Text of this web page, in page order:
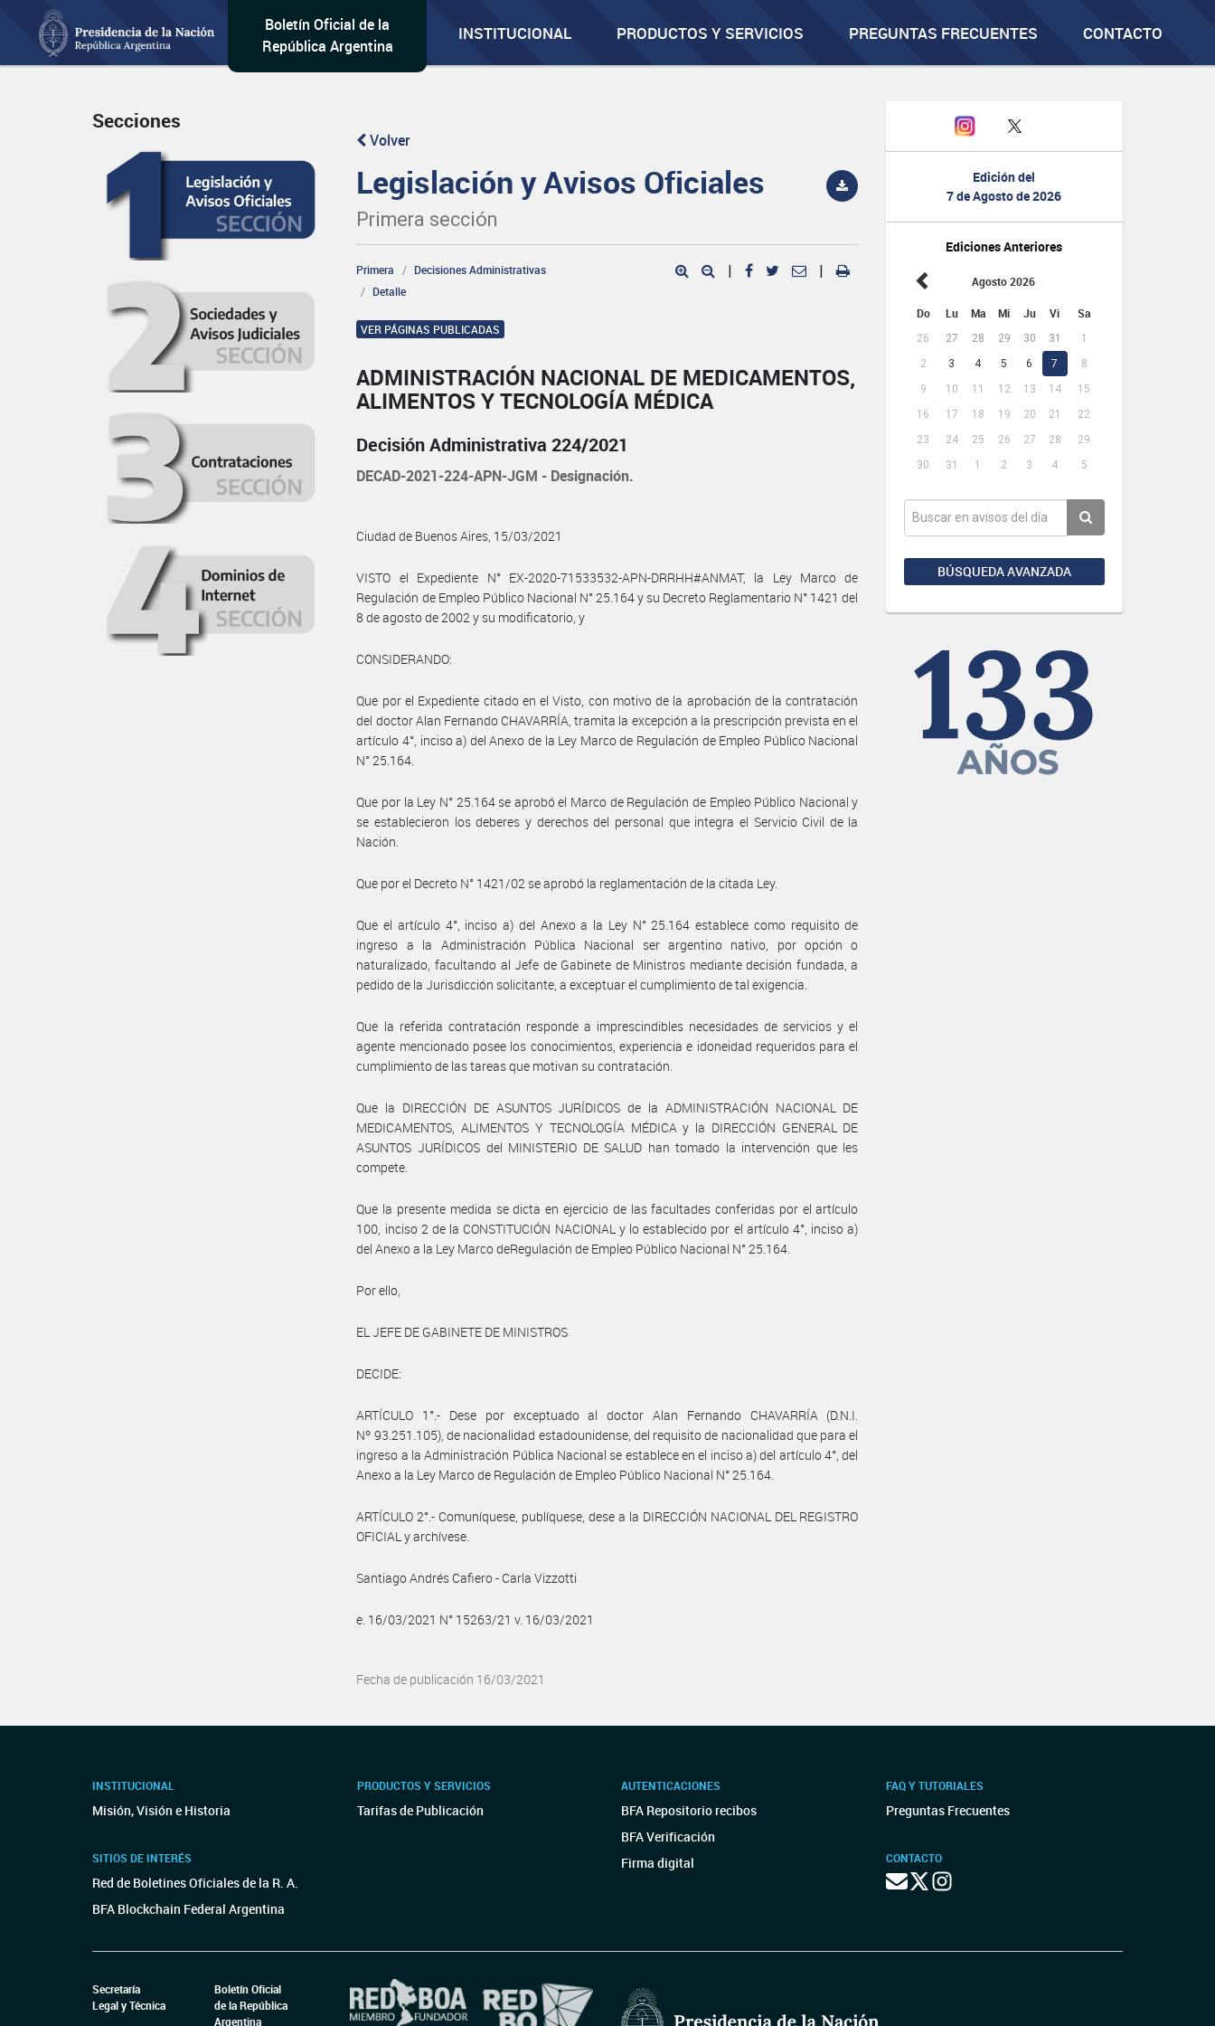
Boletín Oficial de la
República Argentina
INSTITUCIONAL PRODUCTOS Y SERVICIOS PREGUNTAS FRECUENTES CONTACTO
Edición del
7 de Agosto de 2026
Ediciones Anteriores
Agosto 2026
Do Lu Ma Mi Ju Vi Sa
26 27 28 29 30 31
1
2
3 4 5 6 7
8
9
10 11 12 13 14
15
16
17 18 19 20 21
22
23
24 25 26 27 28
29
30
31 1 2 3 4 5
BÚSQUEDA AVANZADA
Secciones
Volver
Legislación y Avisos Oficiales
Primera sección
Primera
Decisiones Administrativas
Detalle
| |
VER PÁGINAS PUBLICADAS
ADMINISTRACIÓN NACIONAL DE MEDICAMENTOS,
ALIMENTOS Y TECNOLOGÍA MÉDICA
Decisión Administrativa 224/2021
DECAD-2021-224-APN-JGM - Designación.
Ciudad de Buenos Aires, 15/03/2021
VISTO el Expediente N° EX-2020-71533532-APN-DRRHH#ANMAT, la Ley Marco de
Regulación de Empleo Público Nacional N° 25.164 y su Decreto Reglamentario N° 1421 del
8 de agosto de 2002 y su modificatorio, y
CONSIDERANDO:
Que por el Expediente citado en el Visto, con motivo de la aprobación de la contratación
del doctor Alan Fernando CHAVARRÍA, tramita la excepción a la prescripción prevista en el
artículo 4°, inciso a) del Anexo de la Ley Marco de Regulación de Empleo Público Nacional
N° 25.164.
Que por la Ley N° 25.164 se aprobó el Marco de Regulación de Empleo Público Nacional y
se establecieron los deberes y derechos del personal que integra el Servicio Civil de la
Nación.
Que por el Decreto N° 1421/02 se aprobó la reglamentación de la citada Ley.
Que el artículo 4°, inciso a) del Anexo a la Ley N° 25.164 establece como requisito de
ingreso a la Administración Pública Nacional ser argentino nativo, por opción o
naturalizado, facultando al Jefe de Gabinete de Ministros mediante decisión fundada, a
pedido de la Jurisdicción solicitante, a exceptuar el cumplimiento de tal exigencia.
Que la referida contratación responde a imprescindibles necesidades de servicios y el
agente mencionado posee los conocimientos, experiencia e idoneidad requeridos para el
cumplimiento de las tareas que motivan su contratación.
Que la DIRECCIÓN DE ASUNTOS JURÍDICOS de la ADMINISTRACIÓN NACIONAL DE
MEDICAMENTOS, ALIMENTOS Y TECNOLOGÍA MÉDICA y la DIRECCIÓN GENERAL DE
ASUNTOS JURÍDICOS del MINISTERIO DE SALUD han tomado la intervención que les
compete.
Que la presente medida se dicta en ejercicio de las facultades conferidas por el artículo
100, inciso 2 de la CONSTITUCIÓN NACIONAL y lo establecido por el artículo 4°, inciso a)
del Anexo a la Ley Marco deRegulación de Empleo Público Nacional N° 25.164.
Por ello,
EL JEFE DE GABINETE DE MINISTROS
DECIDE:
ARTÍCULO 1°.- Dese por exceptuado al doctor Alan Fernando CHAVARRÍA (D.N.I.
Nº 93.251.105), de nacionalidad estadounidense, del requisito de nacionalidad que para el
ingreso a la Administración Pública Nacional se establece en el inciso a) del artículo 4°, del
Anexo a la Ley Marco de Regulación de Empleo Público Nacional N° 25.164.
ARTÍCULO 2°.- Comuníquese, publíquese, dese a la DIRECCIÓN NACIONAL DEL REGISTRO
OFICIAL y archívese.
Santiago Andrés Cafiero - Carla Vizzotti
e. 16/03/2021 N° 15263/21 v. 16/03/2021
Fecha de publicación 16/03/2021
INSTITUCIONAL
Misión, Visión e Historia
SITIOS DE INTERÉS
Red de Boletines Oficiales de la R. A.
BFA Blockchain Federal Argentina
PRODUCTOS Y SERVICIOS
Tarifas de Publicación
AUTENTICACIONES
BFA Repositorio recibos
BFA Verificación
Firma digital
FAQ Y TUTORIALES
Preguntas Frecuentes
CONTACTO
Secretaría
Legal y Técnica
Boletín Oficial
de la República
Argentina